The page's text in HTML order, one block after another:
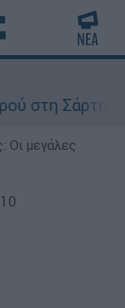
Σάρτη
Οι μεγάλες